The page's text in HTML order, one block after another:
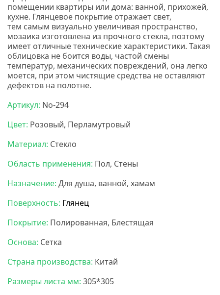
помещении квартиры или дома: ванной, прихожей,
кухне. Глянцевое покрытие отражает свет,
тем самым визуально увеличивая пространство,
мозаика изготовлена из прочного стекла, поэтому
имеет отличные технические характеристики. Такая
облицовка не боится воды, частой смены
температур, механических повреждений, она легко
моется, при этом чистящие средства не оставляют
дефектов на полотне.
Артикул: No-294
Цвет: Розовый, Перламутровый
Материал: Стекло
Область применения: Пол, Стены
Назначение: Для душа, ванной, хамам
Поверхность: Глянец
Покрытие: Полированная, Блестящая
Основа: Сетка
Страна производства: Китай
Размеры листа мм: 305*305